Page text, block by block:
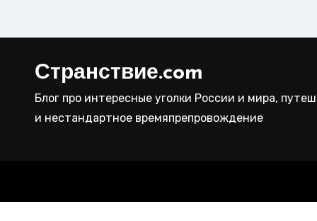
Странствие.com
Блог про интересные уголки России и мира,
и нестандартное времяпрепровождение